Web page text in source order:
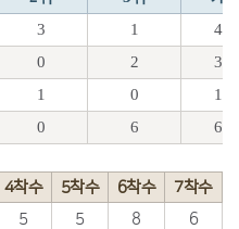
3 1
4
0 2
3
1 0
1
0 6 6
4착수 5착수 6착수
7착수
5 5 8 6